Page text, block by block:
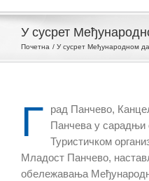
У сусрет
Почетна У сусрет Међународном
Г
рад Панчево,
Панчева у
Туристичком
Младост Панчево,
обележавања